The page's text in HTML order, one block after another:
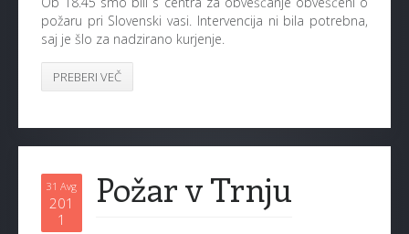
požaru pri Slovenski vasi. Intervencija ni bila potrebna,
saj je šlo za nadzirano kurjenje.
PREBERI VEČ
31 Avg
201
1
Požar v Trnju